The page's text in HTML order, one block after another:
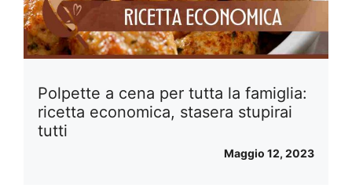
Polpette a cena per tutta la famiglia:
ricetta economica, stasera stupirai
tutti
Maggio 12, 2023